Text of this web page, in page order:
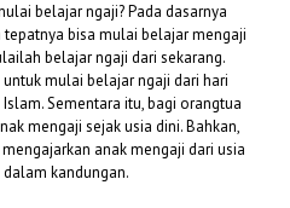
belajar ngaji? Pada dasarnya
bisa mulai belajar mengaji
belajar ngaji dari sekarang.
mulai belajar ngaji dari hari
Sementara itu, bagi orangtua
mengaji sejak usia dini. Bahkan,
anak mengaji dari usia
kandungan.